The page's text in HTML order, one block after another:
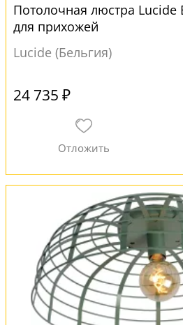
Потолочная люстра Lucide
для прихожей
Lucide (Бельгия)
24 735 ₽